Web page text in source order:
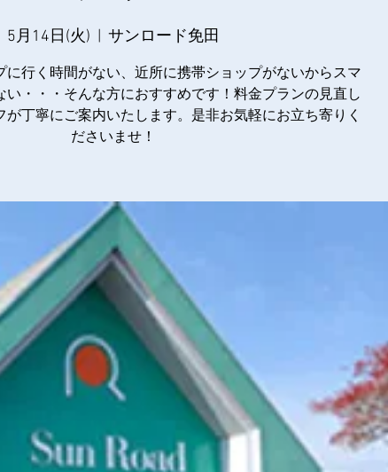
5月14日(火) サンロード免田
に行く時間がない、近所に携帯ショップがないからスマ
い・・・そんな方におすすめです！料金プランの見直し
丁寧にご案内いたします。是非お気軽にお立ち寄りく
ださいませ！